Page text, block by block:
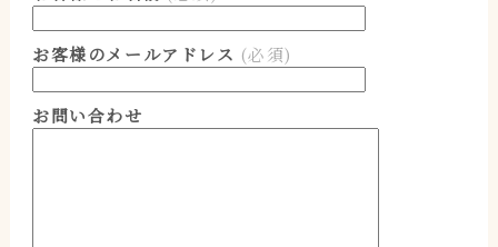
お客様のメールアドレス (必須)
お問い合わせ